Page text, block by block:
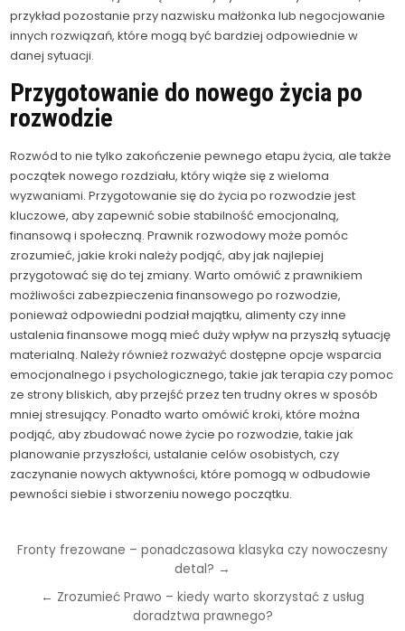
przykład pozostanie przy nazwisku małżonka lub negocjowanie
innych rozwiązań, które mogą być bardziej odpowiednie w
danej sytuacji.
Przygotowanie do nowego życia po
rozwodzie
Rozwód to nie tylko zakończenie pewnego etapu życia, ale także
początek nowego rozdziału, który wiąże się z wieloma
wyzwaniami. Przygotowanie się do życia po rozwodzie jest
kluczowe, aby zapewnić sobie stabilność emocjonalną,
finansową i społeczną. Prawnik rozwodowy może pomóc
zrozumieć, jakie kroki należy podjąć, aby jak najlepiej
przygotować się do tej zmiany. Warto omówić z prawnikiem
możliwości zabezpieczenia finansowego po rozwodzie,
ponieważ odpowiedni podział majątku, alimenty czy inne
ustalenia finansowe mogą mieć duży wpływ na przyszłą sytuację
materialną. Należy również rozważyć dostępne opcje wsparcia
emocjonalnego i psychologicznego, takie jak terapia czy pomoc
ze strony bliskich, aby przejść przez ten trudny okres w sposób
mniej stresujący. Ponadto warto omówić kroki, które można
podjąć, aby zbudować nowe życie po rozwodzie, takie jak
planowanie przyszłości, ustalanie celów osobistych, czy
zaczynanie nowych aktywności, które pomogą w odbudowie
pewności siebie i stworzeniu nowego początku.
Nawigacja
Fronty frezowane – ponadczasowa klasyka czy nowoczesny
detal? →
← Zrozumieć Prawo – kiedy warto skorzystać z usług
doradztwa prawnego?